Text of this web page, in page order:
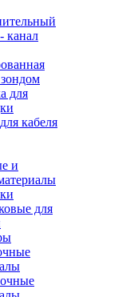
канал
для
кабеля
и
для